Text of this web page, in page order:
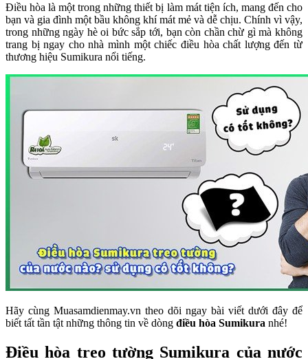
Điều hòa là một trong những thiết bị làm mát tiện ích, mang đến cho
bạn và gia đình một bầu không khí mát mẻ và dễ chịu. Chính vì vậy,
trong những ngày hè oi bức sắp tới, bạn còn chần chừ gì mà không
trang bị ngay cho nhà mình một chiếc điều hòa chất lượng đến từ
thương hiệu Sumikura nổi tiếng.
Hãy cùng Muasamdienmay.vn theo dõi ngay bài viết dưới đây để
biết tất tần tật những thông tin về dòng điều hòa Sumikura nhé!
Điều hòa treo tường Sumikura của nước